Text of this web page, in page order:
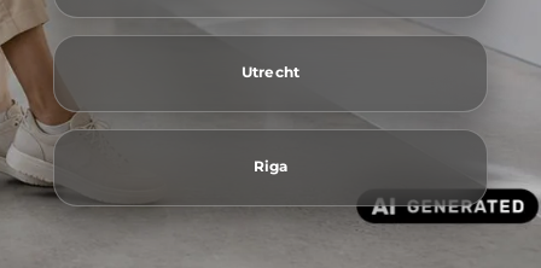
Utrecht
Riga